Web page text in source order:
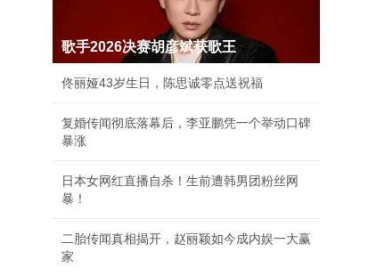
歌手2026决赛胡彦斌获歌王
佟丽娅43岁生日，陈思诚零点送祝福
复婚传闻彻底落幕后，李亚鹏凭一个举动口碑
暴涨
日本女网红直播自杀！生前遭韩男团粉丝网
暴！
二胎传闻真相揭开，赵丽颖如今成内娱一大赢
家